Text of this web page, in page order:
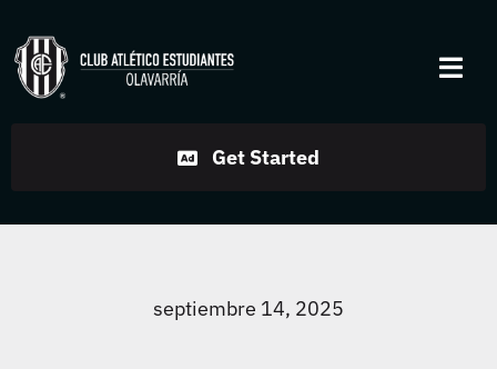
to
content
Disciplinas
Get Started
septiembre 14, 2025